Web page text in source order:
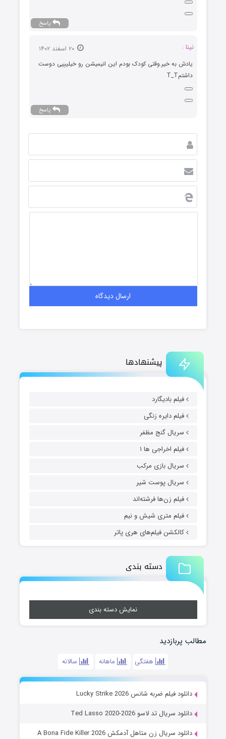
پیشنهادها
فیلم بادیگارد
فیلم دایره زنگی
سریال گنج مظفر
فیلم اخراجی ها ۱
سریال بازی مرکب
سریال پوست شیر
فیلم زن‌ها فرشته‌اند
فیلم متری شیش و نیم
کالکشن فیلم‌های هری پاتر
دسته بندی
نمایش دسته بندی
مطالب پربازدید
هفتگی ماهانه سالانه
دانلود فیلم ضربه شانس Lucky Strike 2026
دانلود سریال تد لاسو Ted Lasso 2020-2026
دانلود سریال زن متاهل آدمکش A Bona Fide Killer 2026
پاسخ
نینا :
یادش به خیر.وقتی کودک بودم این انیمیشن رو خیلیییی دوست
داشتمT_T
پاسخ